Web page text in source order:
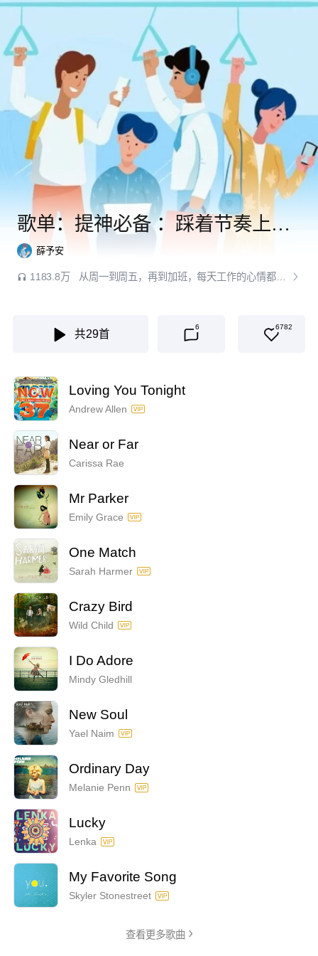
歌单：提神必备 ：踩着节奏上下班
薛予安
1183.8万 从周一到周五，再到加班，每天工作的心情都会随着这一天要完成各种任务、而有所不同。尽管表面上不露声色，但只有自己清楚这一天结束时感觉怎么样，是累了，焦虑了，还是平静，兴奋了。而难得让自己能够放松的时刻，可能是在下班的地铁公交上，上班行走的路上，这个时候就需要给自己戴上耳机放一些歌曲，享受片刻。 ＃主题限定奖＃ 歌单整理：风停了_你走了 封面来源于网络，侵删致歉！
共29首
6 6782
Loving You Tonight
Andrew Allen
Near or Far
Carissa Rae
Mr Parker
Emily Grace
One Match
Sarah Harmer
Crazy Bird
Wild Child
I Do Adore
Mindy Gledhill
New Soul
Yael Naim
Ordinary Day
Melanie Penn
Lucky
Lenka
My Favorite Song
Skyler Stonestreet
查看更多歌曲